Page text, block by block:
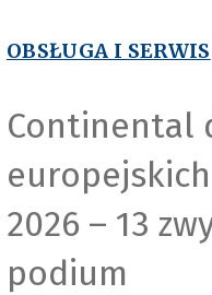
OBSŁUGA I SERWIS
Continental
2026 – 13
podium